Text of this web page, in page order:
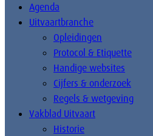
Agenda
Uitvaartbranche
Opleidingen
Protocol & Etiquette
Handige websites
Cijfers & onderzoek
Regels & wetgeving
Vakblad Uitvaart
Historie